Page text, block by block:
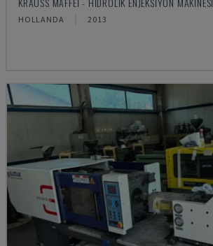
HOLLANDA 2013